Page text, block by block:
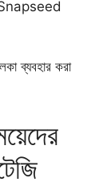
ব্যবহার করা